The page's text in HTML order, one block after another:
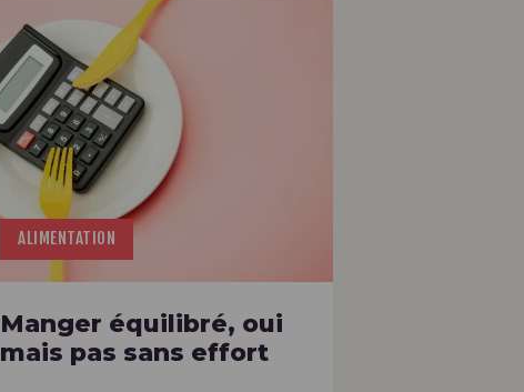
ALIMENTATION
Manger équilibré, oui
mais pas sans effort